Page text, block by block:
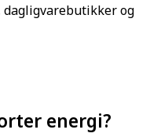
dagligvarebutikker og
energi?